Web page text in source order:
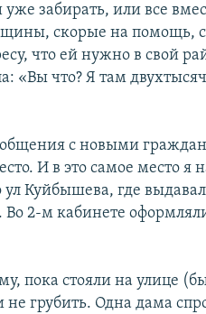
забирать, или все
скорые на помощь,
что ей нужно в свой
«Вы что? Я там
общения с новыми
И в это самое место я
Куйбышева, где
Во 2-м кабинете
пока стояли на улице
не грубить. Одна дама